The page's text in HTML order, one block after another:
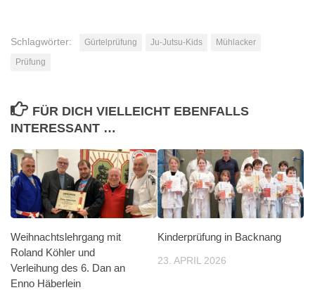
Schlagwörter: Gürtelprüfung Ju-Jutsu-Kids
Mühlacker
Prüfung
FÜR DICH VIELLEICHT EBENFALLS
INTERESSANT …
Weihnachtslehrgang mit
Roland Köhler und
Verleihung des 6. Dan an
Enno Häberlein
Kinderprüfung in Backnang
23. APRIL 2026